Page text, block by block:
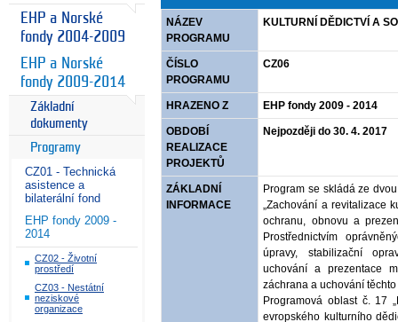
EHP a Norské
fondy 2004-2009
EHP a Norské
fondy 2009-2014
Základní
dokumenty
Programy
CZ01 - Technická
asistence a
bilaterální fond
EHP fondy 2009 -
2014
CZ02 - Životní
prostředí
CZ03 - Nestátní
neziskové
organizace
NÁZEV
PROGRAMU
KULTURNÍ DĚDICTVÍ A
ČÍSLO
PROGRAMU
CZ06
HRAZENO Z EHP fondy 2009 - 2014
OBDOBÍ
REALIZACE
PROJEKTŮ
Nejpozději do 30. 4. 2017
ZÁKLADNÍ
INFORMACE
Program se skládá ze
„Zachování a revitalizace
ochranu, obnovu a
Prostřednictvím
úpravy, stabilizační
uchování a prezentace
záchrana a uchování
Programová oblast č. 17
evropského kulturního